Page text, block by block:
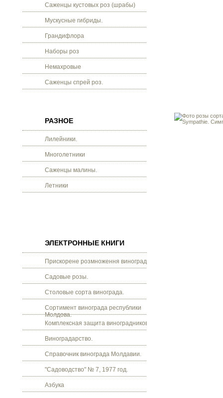
Саженцы кустовых роз (шрабы)
Мускусные гибриды.
Грандифлора
Наборы роз
Немахровые
Саженцы спрей роз.
РАЗНОЕ
Лилейники.
Многолетники
Саженцы малины.
Летники
ЭЛЕКТРОННЫЕ КНИГИ
Прискорене розмноження винограду.
Садовые розы.
Столовые сорта винограда.
Сортимент винограда республики
Молдова.
Комплексная защита виноградников.
Виноградарство.
Справочник винограда Молдавии.
"Садоводство" № 7, 1977 год.
Азбука